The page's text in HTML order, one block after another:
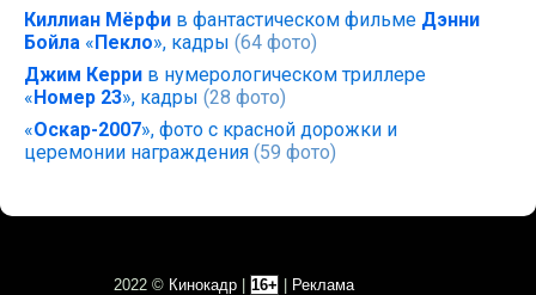
Киллиан Мёрфи в фантастическом фильме Дэнни
Бойла «Пекло», кадры (64 фото)
Джим Керри в нумерологическом триллере
«Номер 23», кадры (28 фото)
«Оскар-2007», фото с красной дорожки и
церемонии награждения (59 фото)
2022 © Кинокадр 16+ Реклама